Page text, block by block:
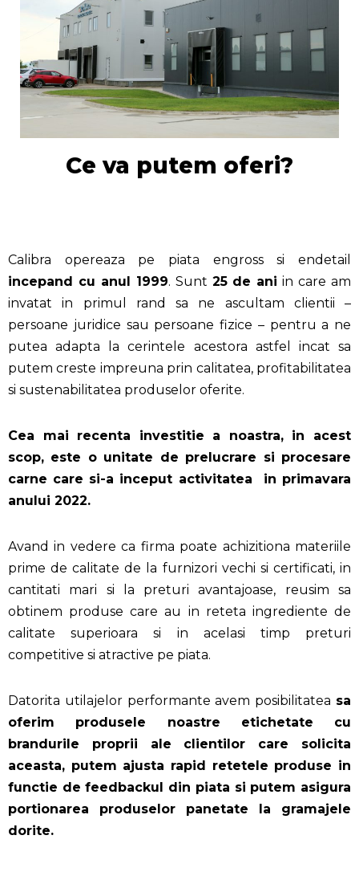
Ce va putem oferi?
Calibra opereaza pe piata engross si endetail
incepand cu anul 1999. Sunt 25 de ani in care am
invatat in primul rand sa ne ascultam clientii –
persoane juridice sau persoane fizice – pentru a ne
putea adapta la cerintele acestora astfel incat sa
putem creste impreuna prin calitatea, profitabilitatea
si sustenabilitatea produselor oferite.
Cea mai recenta investitie a noastra, in acest
scop, este o unitate de prelucrare si procesare
carne care si-a inceput activitatea in primavara
anului 2022.
Avand in vedere ca firma poate achizitiona materiile
prime de calitate de la furnizori vechi si certificati, in
cantitati mari si la preturi avantajoase, reusim sa
obtinem produse care au in reteta ingrediente de
calitate superioara si in acelasi timp preturi
competitive si atractive pe piata.
Datorita utilajelor performante avem posibilitatea sa
oferim produsele noastre etichetate cu
brandurile proprii ale clientilor care solicita
aceasta, putem ajusta rapid retetele produse in
functie de feedbackul din piata si putem asigura
portionarea produselor panetate la gramajele
dorite.